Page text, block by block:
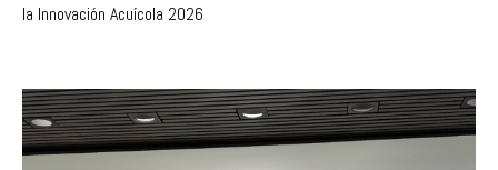
la Innovación Acuícola 2026